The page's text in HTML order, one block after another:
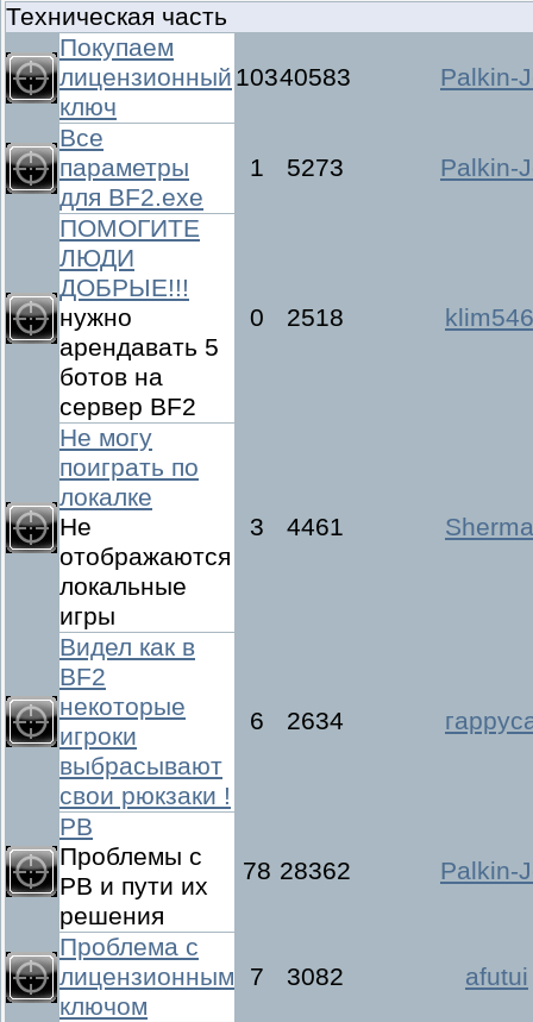
Техническая часть
Покупаем
лицензионный
ключ
10340583 Palkin-
Все
параметры
для BF2.exe
1 5273 Palkin-
ПОМОГИТЕ
ЛЮДИ
ДОБРЫЕ!!!
нужно
арендавать 5
ботов на
сервер BF2
0 2518
Не могу
поиграть по
локалке
Не
отображаются
локальные
игры
3 4461
Видел как в
BF2
некоторые
игроки
выбрасывают
свои рюкзаки !
6 2634
РВ
Проблемы с
РВ и пути их
решения
78 28362 Palkin-
Проблема с
лицензионным
ключом
7 3082 afutui